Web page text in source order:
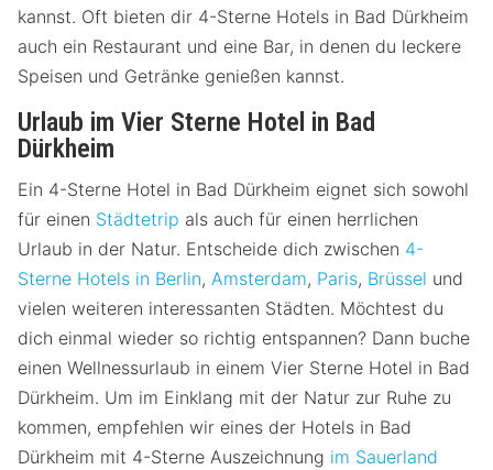
kannst. Oft bieten dir 4-Sterne Hotels in Bad Dürkheim
auch ein Restaurant und eine Bar, in denen du leckere
Speisen und Getränke genießen kannst.
Urlaub im Vier Sterne Hotel in Bad
Dürkheim
Ein 4-Sterne Hotel in Bad Dürkheim eignet sich sowohl
für einen Städtetrip als auch für einen herrlichen
Urlaub in der Natur. Entscheide dich zwischen 4-
Sterne Hotels in Berlin, Amsterdam, Paris, Brüssel und
vielen weiteren interessanten Städten. Möchtest du
dich einmal wieder so richtig entspannen? Dann buche
einen Wellnessurlaub in einem Vier Sterne Hotel in Bad
Dürkheim. Um im Einklang mit der Natur zur Ruhe zu
kommen, empfehlen wir eines der Hotels in Bad
Dürkheim mit 4-Sterne Auszeichnung im Sauerland